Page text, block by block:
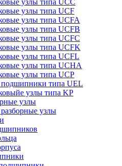
узлы типа UCF
узлы типа UCFA
узлы типа UCFB
узлы типа UCFC
узлы типа UCFK
узлы типа UCFL
узлы типа UCHA
узлы типа UCP
типа UEL
узлы типа KP
узлы
узлы